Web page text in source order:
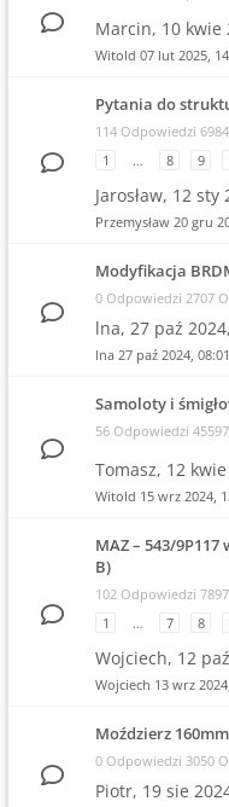
Marcin, 10 kwie
Witold 07 lut 2025,
Pytania do
114 Odpowiedzi
1
… 8 9
Jarosław, 12 sty
Przemysław 20 gru
Modyfikacja
0 Odpowiedzi 2707
lna, 27 paź
lna 27 paź 2024, 08:01
Samoloty i
56 Odpowiedzi
Tomasz, 12
Witold 15 wrz 2024,
MAZ – 543/9P117
B)
102 Odpowiedzi
1
… 7 8
Wojciech, 12
Wojciech 13 wrz
Moździerz
0 Odpowiedzi 3050
Piotr, 19 sie